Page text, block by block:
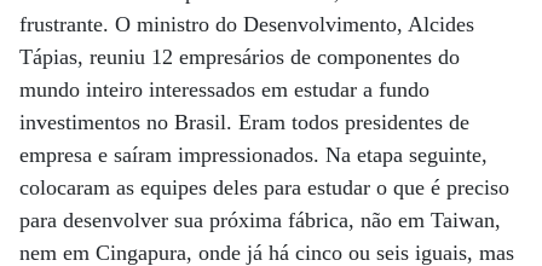
frustrante. O ministro do Desenvolvimento, Alcides
Tápias, reuniu 12 empresários de componentes do
mundo inteiro interessados em estudar a fundo
investimentos no Brasil. Eram todos presidentes de
empresa e saíram impressionados. Na etapa seguinte,
colocaram as equipes deles para estudar o que é preciso
para desenvolver sua próxima fábrica, não em Taiwan,
nem em Cingapura, onde já há cinco ou seis iguais, mas